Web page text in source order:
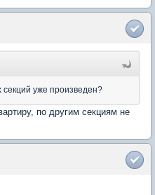
уже произведен?
по другим секциям не